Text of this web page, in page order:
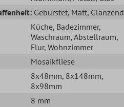
Gebürstet, Matt, Glänzend
Küche, Badezimmer,
Waschraum, Abstellraum,
Flur, Wohnzimmer
Mosaikfliese
8x48mm, 8x148mm,
8x98mm
8 mm